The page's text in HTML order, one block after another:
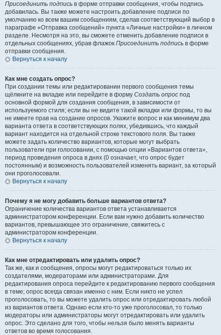
Присоединить подпись в форме отправки сообщения, чтобы подпись
добавилась. Вы также можете настроить добавление подписи по
умолчанию ко всем вашим сообщениям, сделав соответствующий выбор в
параграфе «Отправка сообщений» пункта «Личные настройки» в личном
разделе. Несмотря на это, вы сможете отменить добавление подписи в
отдельных сообщениях, убрав флажок Присоединить подпись в форме
отправки сообщения.
Вернуться к началу
Как мне создать опрос?
При создании темы или редактировании первого сообщения темы
щёлкните на вкладке или перейдите в форму Создать опрос под
основной формой для создания сообщения, в зависимости от
используемого стиля; если вы не видите такой вкладки или формы, то вы
не имеете прав на создание опросов. Укажите вопрос и как минимум два
варианта ответа в соответствующих полях, убедившись, что каждый
вариант находится на отдельной строке текстового поля. Вы также
можете задать количество вариантов, которые могут выбрать
пользователи при голосовании, с помощью опции «Вариантов ответа»,
период проведения опроса в днях (0 означает, что опрос будет
постоянным) и возможность пользователей изменять вариант, за который
они проголосовали.
Вернуться к началу
Почему я не могу добавить больше вариантов ответа?
Ограничение количества вариантов ответа устанавливается
администратором конференции. Если вам нужно добавить количество
вариантов, превышающее это ограничение, свяжитесь с
администратором конференции.
Вернуться к началу
Как мне отредактировать или удалить опрос?
Так же, как и сообщения, опросы могут редактироваться только их
создателями, модераторами или администраторами. Для
редактирования опроса перейдите к редактированию первого сообщения
в теме; опрос всегда связан именно с ним. Если никто не успел
проголосовать, то вы можете удалить опрос или отредактировать любой
из вариантов ответа. Однако если кто-то уже проголосовал, то только
модераторы или администраторы могут отредактировать или удалить
опрос. Это сделано для того, чтобы нельзя было менять варианты
ответов во время голосования.